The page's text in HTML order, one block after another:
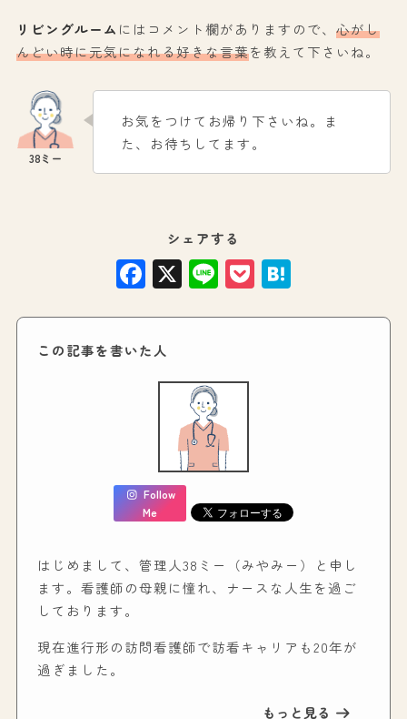
リビングルーム にはコメント欄がありますので、 心がし
んどい時に元気になれる好きな言葉を教えて下さいね。
お気をつけてお帰り下さいね。ま
た、お待ちしてます。
シェアする
Facebook
X LinePocket
この記事を書いた人
Follow
Me
はじめまして、管理人38ミー（みやみー）と申し
ます。看護師の母親に憧れ、ナースな人生を過ご
しております。
現在進行形の訪問看護師で訪看キャリアも20年が
過ぎました。
もっと見る